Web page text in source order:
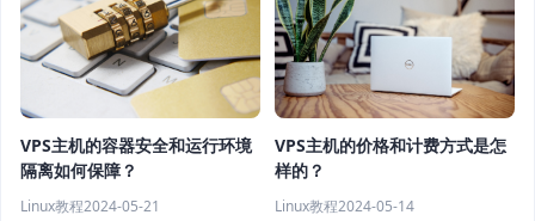
VPS主机的容器安全和运行环境
隔离如何保障？
Linux教程2024-05-21
VPS主机的价格和计费方式是怎
样的？
Linux教程2024-05-14